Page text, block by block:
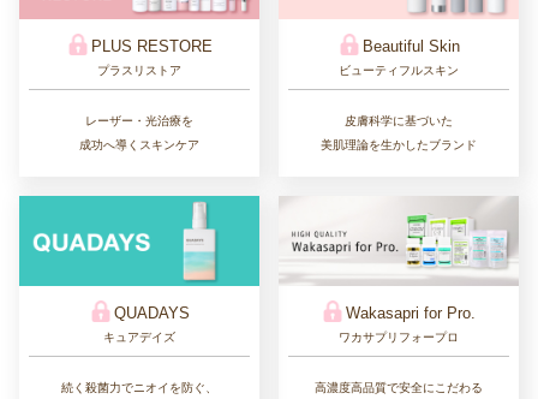
PLUS RESTORE
プラスリストア
レーザー・光治療を
成功へ導くスキンケア
Beautiful Skin
ビューティフルスキン
皮膚科学に基づいた
美肌理論を生かしたブランド
QUADAYS
キュアデイズ
続く殺菌力でニオイを防ぐ、
Wakasapri for Pro.
ワカサプリフォープロ
高濃度高品質で安全にこだわる